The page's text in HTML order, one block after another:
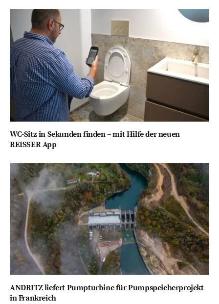
WC-Sitz in Sekunden finden – mit Hilfe der neuen
REISSER App
ANDRITZ liefert Pumpturbine für Pumpspeicherprojekt
in Frankreich